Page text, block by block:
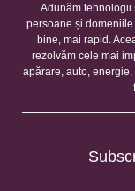
Adunăm
persoane și
bine, mai rapid.
rezolvăm cele mai
apărare, auto,